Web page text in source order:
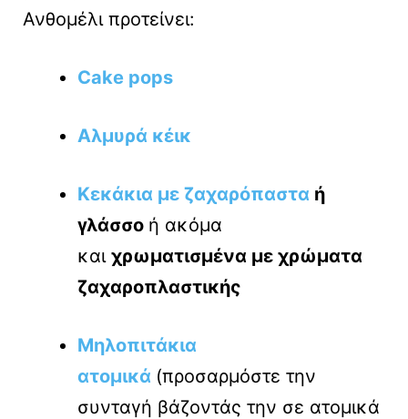
Ανθομέλι προτείνει:
Cake pops
Αλμυρά κέικ
Κεκάκια με ζαχαρόπαστα ή
γλάσσο ή ακόμα
και χρωματισμένα με χρώματα
ζαχαροπλαστικής
Μηλοπιτάκια
ατομικά (προσαρμόστε την
συνταγή βάζοντάς την σε ατομικά